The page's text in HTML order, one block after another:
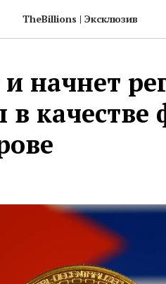
TheBillions | Эксклюзив
начнет
в